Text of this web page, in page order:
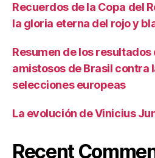
Recuerdos de la Copa del
la gloria eterna del rojo y
Resumen de los
amistosos de Brasil contra
selecciones europeas
La evolución de Vinicius
Recent